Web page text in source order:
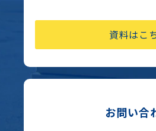
資料はこ
お問い合